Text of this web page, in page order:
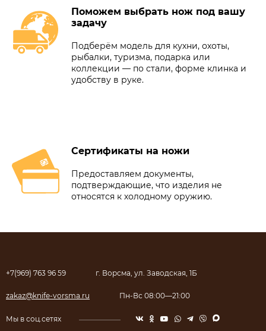
Поможем выбрать нож под вашу
задачу
Подберём модель для кухни, охоты,
рыбалки, туризма, подарка или
коллекции — по стали, форме клинка и
удобству в руке.
Сертификаты на ножи
Предоставляем документы,
подтверждающие, что изделия не
относятся к холодному оружию.
+7(969) 763 96 59 г. Ворсма, ул. Заводская, 1Б
zakaz@knife-vorsma.ru Пн-Вс 08:00—21:00
Мы в соц.сетях